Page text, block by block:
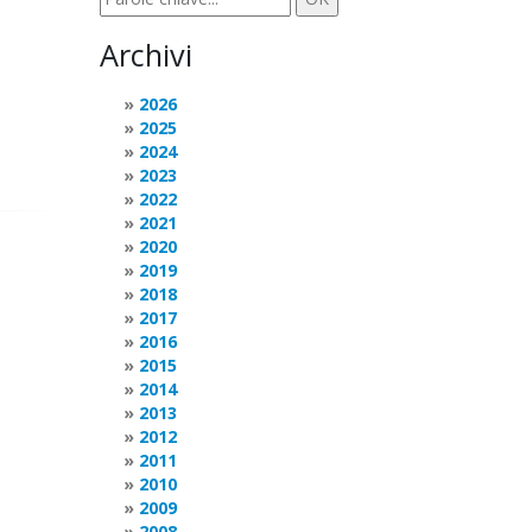
Archivi
2026
2025
2024
2023
2022
2021
2020
2019
2018
2017
2016
2015
2014
2013
2012
2011
2010
2009